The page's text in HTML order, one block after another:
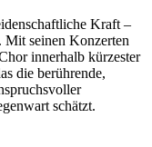
Kraft –
Mit seinen Konzerten
innerhalb kürzester
die berührende,
schätzt.